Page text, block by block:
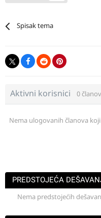
Spisak tema
Aktivni korisnici 0
Nema ulogovanih članova
PREDSTOJEĆA
Nema predstojećih